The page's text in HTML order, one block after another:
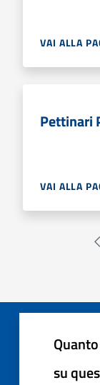
VAI ALLA
Pettinari
VAI ALLA
su